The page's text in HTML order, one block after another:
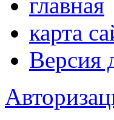
главная
карта
Версия